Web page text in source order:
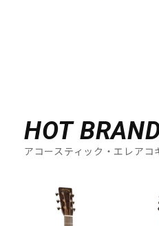
HOT
アコースティック・エレアコ